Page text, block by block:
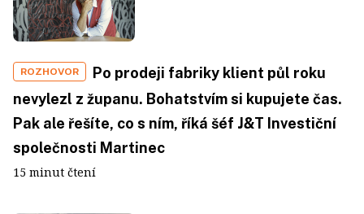
ROZHOVOR
Po prodeji fabriky klient půl roku
nevylezl z županu. Bohatstvím si kupujete čas.
Pak ale řešíte, co s ním, říká šéf J&T Investiční
společnosti Martinec
15 minut čtení